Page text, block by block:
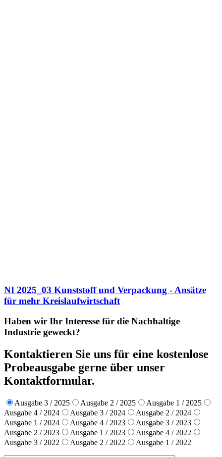
NI 2025_03 Kunststoff und Verpackung - Ansätze
für mehr Kreislaufwirtschaft
Haben wir Ihr Interesse für die Nachhaltige
Industrie geweckt?
Kontaktieren Sie uns für eine kostenlose
Probeausgabe gerne über unser
Kontaktformular.
Ausgabe 3 / 2025 Ausgabe 2 / 2025
Ausgabe 1 / 2025
Ausgabe 4 / 2024
Ausgabe 3 / 2024
Ausgabe 2 / 2024
Ausgabe 1 / 2024
Ausgabe 4 / 2023
Ausgabe 3 / 2023
Ausgabe 2 / 2023
Ausgabe 1 / 2023
Ausgabe 4 / 2022
Ausgabe 3 / 2022
Ausgabe 2 / 2022 Ausgabe 1 / 2022